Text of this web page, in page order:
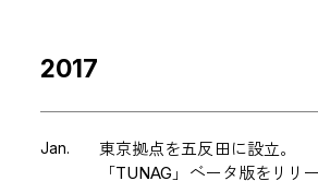
2017
Jan.
東京拠点を五反田に設立。
「TUNAG」ベータ版をリリ